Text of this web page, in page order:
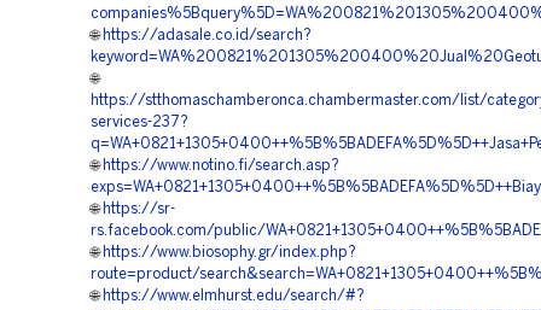
🌐 https://adasale.co.id/search?
🌐
https://stthomaschamberonca.chambermaster.com/list/
services-237?
🌐 https://www.notino.fi/search.asp?
🌐 https://sr-
rs.facebook.com/public/
🌐 https://www.biosophy.gr/index.php?
route=product/
🌐 https://www.elmhurst.edu/search/#?